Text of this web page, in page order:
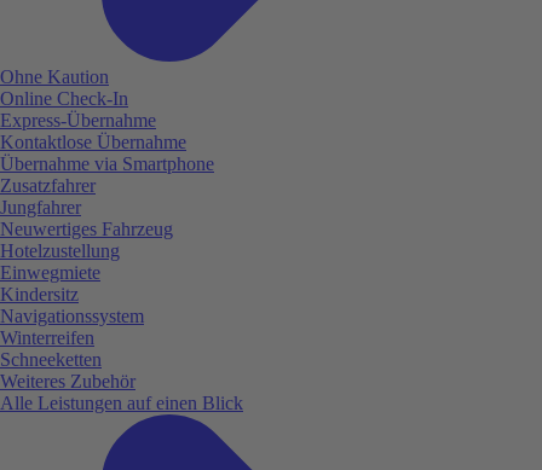
Ohne Kaution
Online Check-In
Express-Übernahme
Kontaktlose Übernahme
Übernahme via Smartphone
Zusatzfahrer
Jungfahrer
Neuwertiges Fahrzeug
Hotelzustellung
Einwegmiete
Kindersitz
Navigationssystem
Winterreifen
Schneeketten
Weiteres Zubehör
Alle Leistungen auf einen Blick